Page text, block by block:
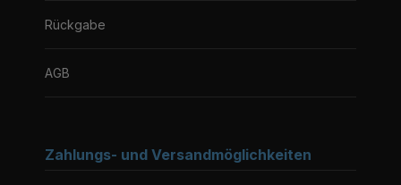
Rückgabe
AGB
Zahlungs- und Versandmöglichkeiten